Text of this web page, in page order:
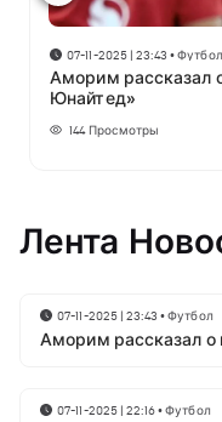
07-11-2025 | 23:43 •Футбол
Аморим рассказал
Юнайтед»
144 Просмотры
Лента
07-11-2025 | 23:43 •Футбол
Аморим рассказал
07-11-2025 | 22:16•Футбол